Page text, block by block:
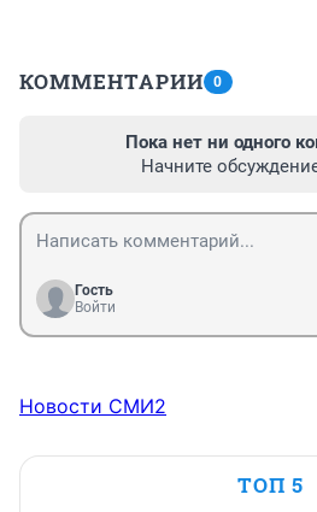
КОММЕНТАРИИ 0
Пока нет ни одного
Начните
Гость
Войти
Новости СМИ2
ТОП 5